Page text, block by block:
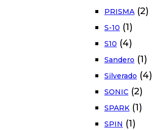
PRISMA (2)
S-10 (1)
S10 (4)
Sandero (1)
Silverado (4)
SONIC (2)
SPARK (1)
SPIN (1)